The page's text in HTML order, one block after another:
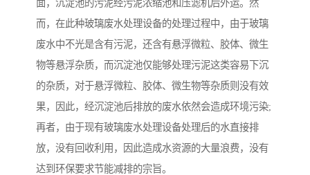
面，沉淀池的污泥经污泥浓缩池和压滤机后外运。然
而，在此种玻璃废水处理设备的处理过程中，由于玻璃
废水中不光是含有污泥，还含有悬浮微粒、胶体、微生
物等悬浮杂质，而沉淀池仅能够处理污泥这类容易下沉
的杂质，对于悬浮微粒、胶体、微生物等杂质则没有效
果，因此，经沉淀池后排放的废水依然会造成环境污染;
再者，由于现有玻璃废水处理设备处理后的水直接排
放，没有回收利用，因此造成水资源的大量浪费，没有
达到环保要求节能减排的宗旨。
备
汽车污水处理设备 你猜生活污水处理设备
农村生活污水处理设备 玻璃钢污水处理设备
生活污水处理设备 医疗污水处理设备
医疗机构污水处理设备